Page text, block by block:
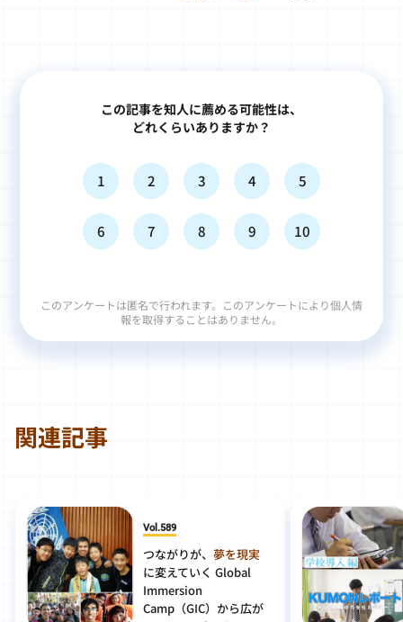
この記事を知人に薦める可能性は、
どれくらいありますか？
1 2 3 4 5
6 7 8 9 10
このアンケートは匿名で行われます。このアンケートにより個人情
報を取得することはありません。
関連記事
Vol.589
つながりが、 夢を現実
に変えていく Global
Immersion
Camp（GIC）から広が